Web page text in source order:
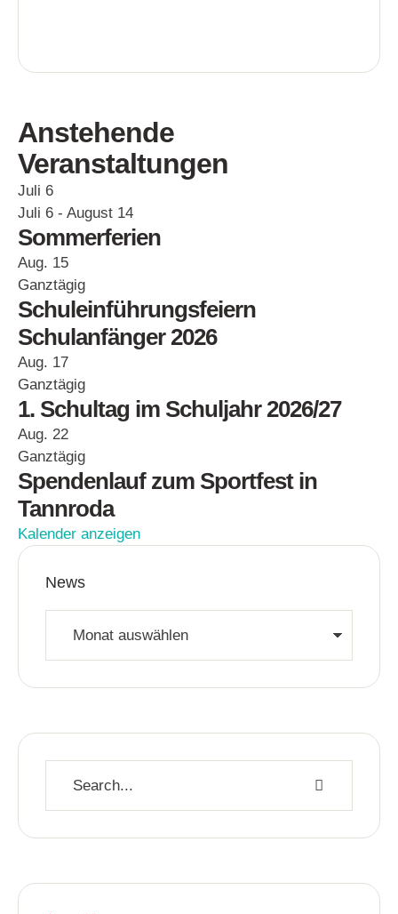
Anstehende
Veranstaltungen
Juli 6
Juli 6 - August 14
Sommerferien
Aug. 15
Ganztägig
Schuleinführungsfeiern
Schulanfänger 2026
Aug. 17
Ganztägig
1. Schultag im Schuljahr 2026/27
Aug. 22
Ganztägig
Spendenlauf zum Sportfest in
Tannroda
Kalender anzeigen
News